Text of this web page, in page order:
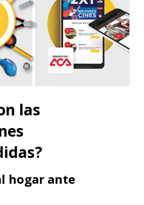
las
hogar ante